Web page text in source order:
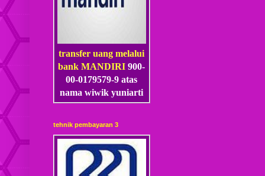
transfer uang melalui
bank MANDIRI900-
00-0179579-9 atas
nama wiwik yuniarti
tehnik pembayaran 3